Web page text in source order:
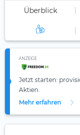
Überblick
ANZEIGE
Jetzt starten:
Aktien.
Mehr erfahren